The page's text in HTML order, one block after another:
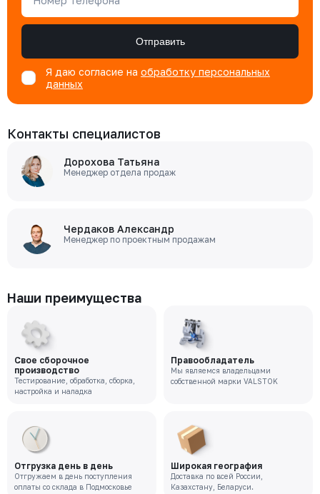
Отправить
Я даю согласие на обработку персональных
данных
Контакты специалистов
Дорохова Татьяна
Менеджер отдела продаж
Чердаков Александр
Менеджер по проектным продажам
Наши преимущества
Свое сборочное
производство
Тестирование, обработка, сборка,
настройка и наладка
Правообладатель
Мы являемся владельцами
собственной марки VALSTOK
Отгрузка день в день
Отгружаем в день поступления
оплаты со склада в Подмосковье
Широкая география
Доставка по всей России,
Казахстану, Беларуси.